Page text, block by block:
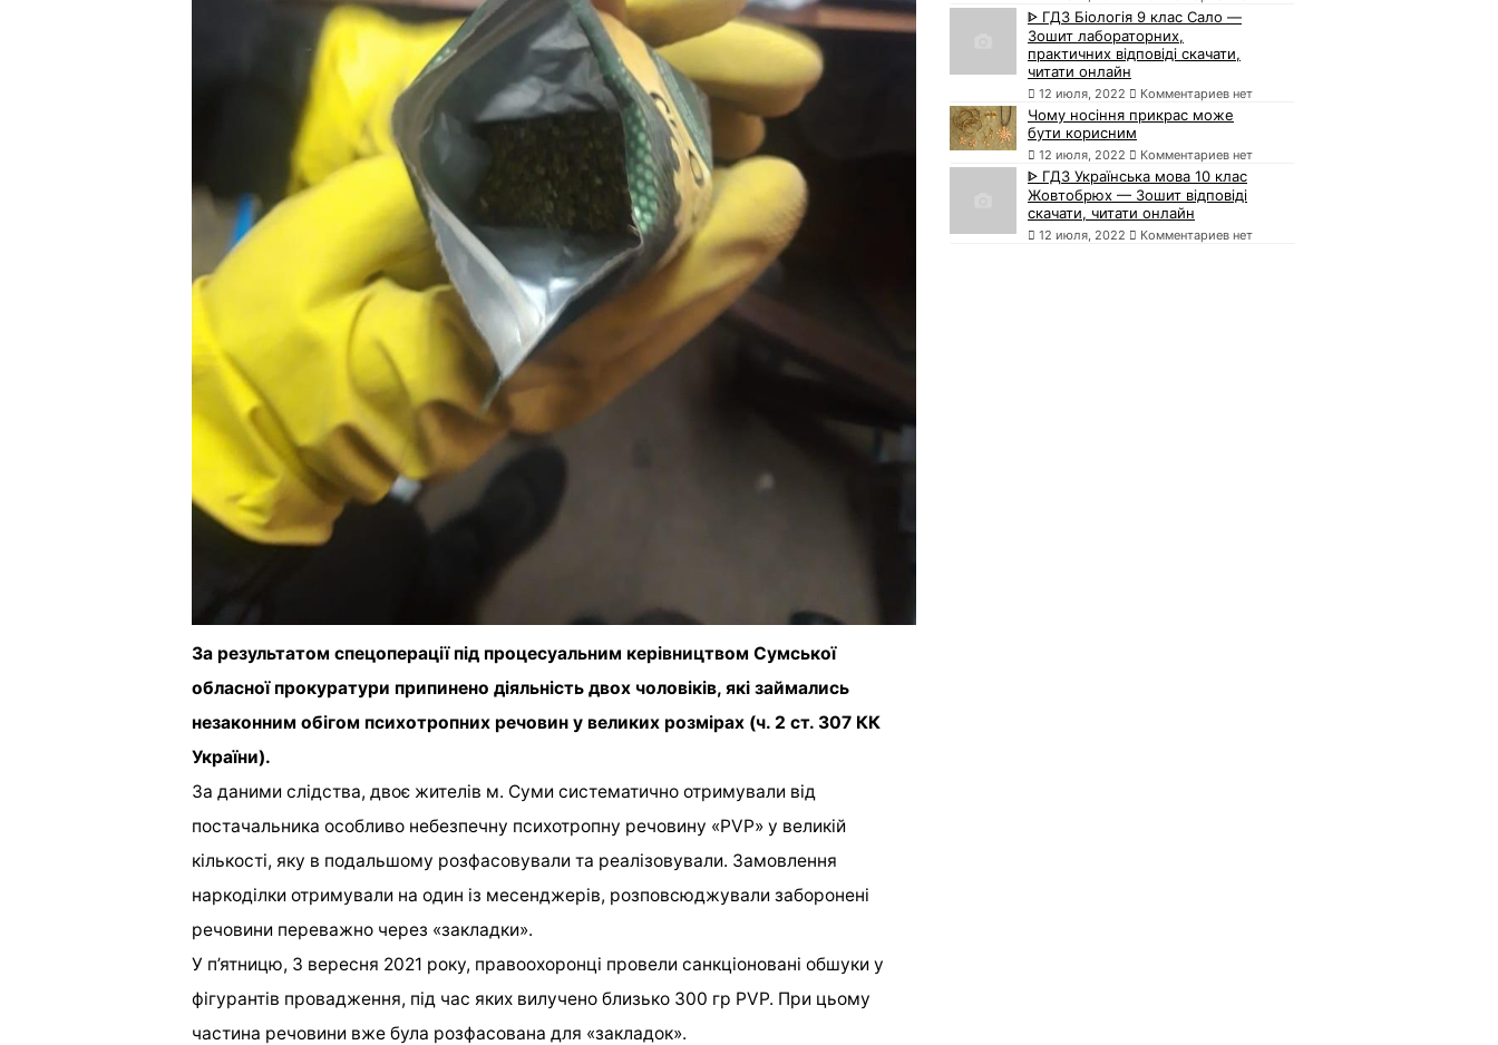
За результатом спецоперації під процесуальним керівництвом Сумської
обласної прокуратури припинено діяльність двох чоловіків, які займались
незаконним обігом психотропних речовин у великих розмірах (ч. 2 ст. 307 КК
України).
За даними слідства, двоє жителів м. Суми систематично отримували від
постачальника особливо небезпечну психотропну речовину «PVP» у великій
кількості, яку в подальшому розфасовували та реалізовували. Замовлення
наркоділки отримували на один із месенджерів, розповсюджували заборонені
речовини переважно через «закладки».
У п’ятницю, 3 вересня 2021 року, правоохоронці провели санкціоновані обшуки у
фігурантів провадження, під час яких вилучено близько 300 гр PVP. При цьому
частина речовини вже була розфасована для «закладок».
ᐈ ГДЗ Біологія 9 клас Сало —
Зошит лабораторних,
практичних відповіді скачати,
читати онлайн
12 июля, 2022 Комментариев нет
Чому носіння прикрас може
бути корисним
12 июля, 2022 Комментариев нет
ᐈ ГДЗ Українська мова 10 клас
Жовтобрюх — Зошит відповіді
скачати, читати онлайн
12 июля, 2022 Комментариев нет